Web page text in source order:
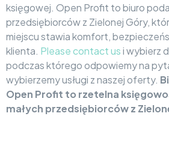
księgowej. Open Profit to biuro
przedsiębiorców z Zielonej Góry,
miejscu stawia komfort,
klienta. Please contact usi wybierz
podczas którego odpowiemy na
wybierzemy usługi z naszej oferty.
Open Profit to rzetelna
małych przedsiębiorców z